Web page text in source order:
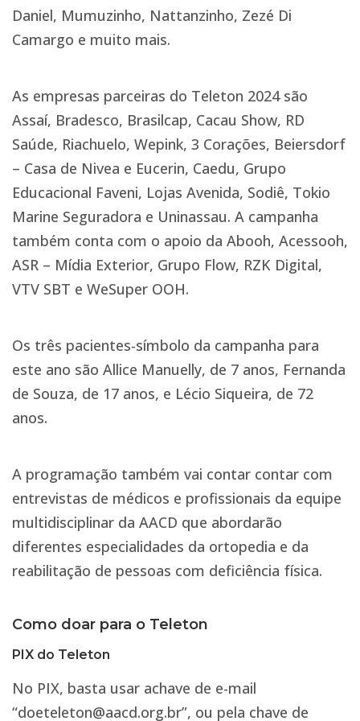
Daniel, Mumuzinho, Nattanzinho, Zezé Di
Camargo e muito mais.
As empresas parceiras do Teleton 2024 são
Assaí, Bradesco, Brasilcap, Cacau Show, RD
Saúde, Riachuelo, Wepink, 3 Corações, Beiersdorf
– Casa de Nivea e Eucerin, Caedu, Grupo
Educacional Faveni, Lojas Avenida, Sodiê, Tokio
Marine Seguradora e Uninassau. A campanha
também conta com o apoio da Abooh, Acessooh,
ASR – Mídia Exterior, Grupo Flow, RZK Digital,
VTV SBT e WeSuper OOH.
Os três pacientes-símbolo da campanha para
este ano são Allice Manuelly, de 7 anos, Fernanda
de Souza, de 17 anos, e Lécio Siqueira, de 72
anos.
A programação também vai contar contar com
entrevistas de médicos e profissionais da equipe
multidisciplinar da AACD que abordarão
diferentes especialidades da ortopedia e da
reabilitação de pessoas com deficiência física.
Como doar para o Teleton
PIX do Teleton
No PIX, basta usar achave de e-mail
“doeteleton@aacd.org.br”, ou pela chave de